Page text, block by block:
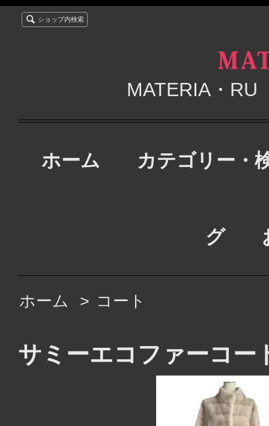
ショップ内検索
MATERIA・
ホーム カテゴリー・
グ
ホーム > コート
サミーエコファーコー